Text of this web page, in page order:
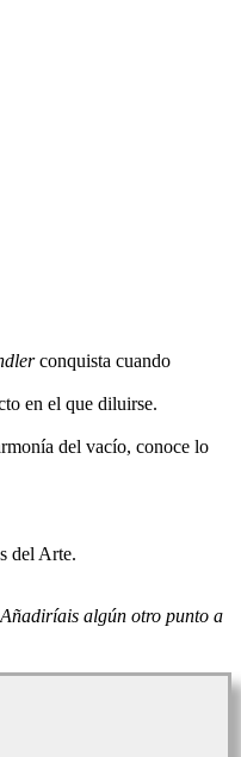
conquista cuando
en el que diluirse.
del vacío, conoce lo
del Arte.
algún otro punto a